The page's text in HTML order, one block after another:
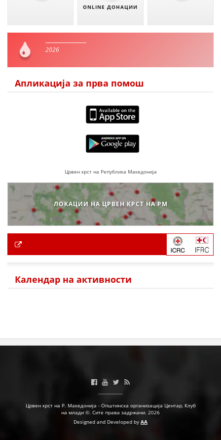
ONLINE ДОНАЦИИ
2026
Апликација за прва помош
Црвен крст на Република Македонија
ЛОКАЦИИ НА ЦРВЕН КРСТ НА РМ
Календар на активности
Црвен крст на Р. Македонија - Општинска организација Центар, Клуб
на млади ©. Сите права задржани. 2026
Designed and Developed by AA